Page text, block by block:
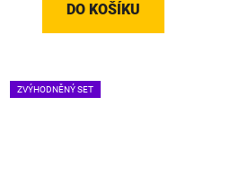
DO KOŠÍKU
ZVÝHODNĚNÝ SET